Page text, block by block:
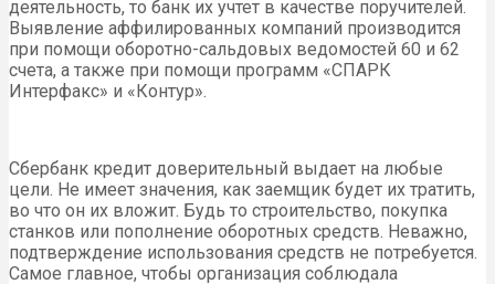
деятельность, то банк их учтет в качестве поручителей.
Выявление аффилированных компаний производится
при помощи оборотно-сальдовых ведомостей 60 и 62
счета, а также при помощи программ «СПАРК
Интерфакс» и «Контур».
Сбербанк кредит доверительный выдает на любые
цели. Не имеет значения, как заемщик будет их тратить,
во что он их вложит. Будь то строительство, покупка
станков или пополнение оборотных средств. Неважно,
подтверждение использования средств не потребуется.
Самое главное, чтобы организация соблюдала